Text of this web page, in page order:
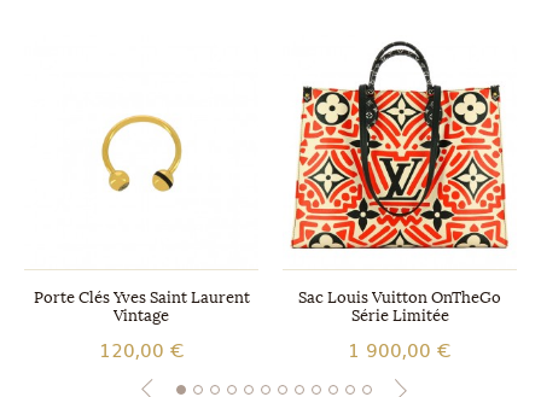
Porte Clés Yves Saint Laurent
Vintage
120,00 €
Sac Louis Vuitton OnTheGo
Série Limitée
1 900,00 €